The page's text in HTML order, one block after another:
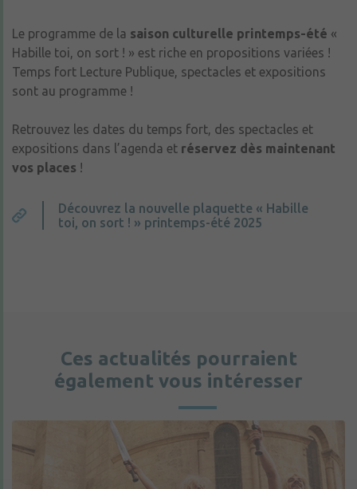
Le programme de la saison culturelle printemps-été «
Habille toi, on sort ! » est riche en propositions variées !
Temps fort Lecture Publique, spectacles et expositions
sont au programme !
Retrouvez les dates du temps fort, des spectacles et
expositions dans l’agenda et réservez dès maintenant
vos places !
Découvrez la nouvelle plaquette « Habille
toi, on sort ! » printemps-été 2025
Ces actualités pourraient
également vous intéresser